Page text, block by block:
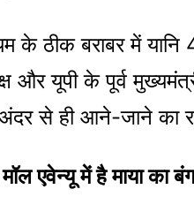
के ठीक बराबर में यानि 4
और यूपी के पूर्व
से ही आने-जाने का
एवेन्यू में है माया का